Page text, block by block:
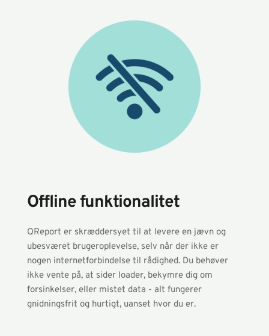
Offline funktionalitet
QReport er skræddersyet til at levere en jævn og
ubesværet brugeroplevelse, selv når der ikke er
nogen internetforbindelse til rådighed. Du behøver
ikke vente på, at sider loader, bekymre dig om
forsinkelser, eller mistet data - alt fungerer
gnidningsfrit og hurtigt, uanset hvor du er.